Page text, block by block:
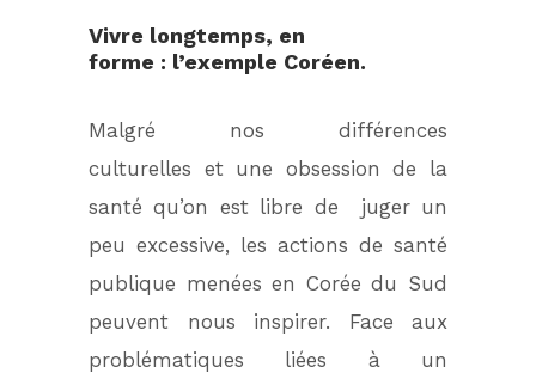
Vivre longtemps, en
forme : l’exemple Coréen.
Malgré nos différences
culturelles et une obsession de la
santé qu’on est libre de juger un
peu excessive, les actions de santé
publique menées en Corée du Sud
peuvent nous inspirer. Face aux
problématiques liées à un